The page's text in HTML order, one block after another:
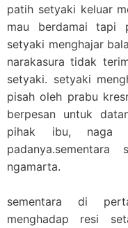
patih setyaki keluar
mau berdamai tapi
setyaki menghajar
narakasura tidak
setyaki. setyaki
pisah oleh prabu
berpesan untuk
pihak ibu, naga
ngamarta.
sementara di
menghadap resi